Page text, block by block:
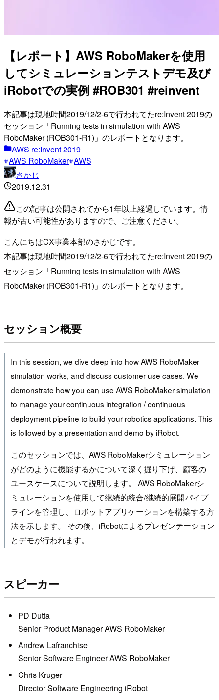
【レポート】AWS RoboMakerを使用
してシミュレーションテストデモ及び
iRobotでの実例 #ROB301 #reinvent
本記事は現地時間2019/12/2-6で行われてたre:Invent 2019の
セッション「Running tests in simulation with AWS
RoboMaker (ROB301-R1)」のレポートとなります。
AWS re:Invent 2019
AWS RoboMaker AWS
さかじ
2019.12.31
この記事は公開されてから1年以上経過しています。情
報が古い可能性がありますので、ご注意ください。
こんにちはCX事業本部のさかじです。
本記事は現地時間2019/12/2-6で行われてたre:Invent 2019の
セッション「Running tests in simulation with AWS
RoboMaker (ROB301-R1)」のレポートとなります。
セッション概要
In this session, we dive deep into how AWS RoboMaker
simulation works, and discuss customer use cases. We
demonstrate how you can use AWS RoboMaker simulation
to manage your continuous integration / continuous
deployment pipeline to build your robotics applications. This
is followed by a presentation and demo by iRobot.
このセッションでは、AWS RoboMakerシミュレーション
がどのように機能するかについて深く掘り下げ、顧客の
ユースケースについて説明します。 AWS RoboMakerシ
ミュレーションを使用して継続的統合/継続的展開パイプ
ラインを管理し、ロボットアプリケーションを構築する方
法を示します。 その後、iRobotによるプレゼンテーション
とデモが行われます。
スピーカー
PD Dutta
Senior Product Manager AWS RoboMaker
Andrew Lafranchise
Senior Software Engineer AWS RoboMaker
Chris Kruger
Director Software Engineering iRobot